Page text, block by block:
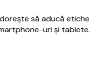
să aducă
uri şi tablete.